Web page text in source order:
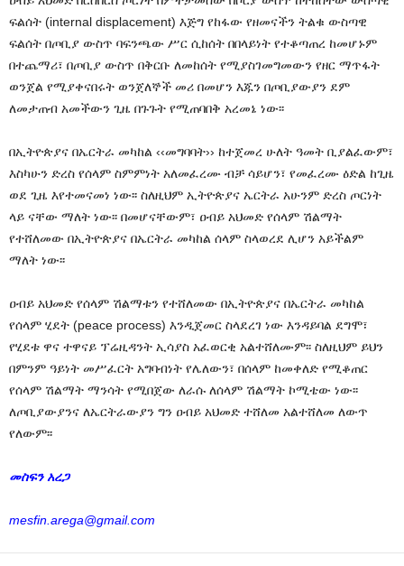
ፍልሰት (internal displacement) እጅግ የከፋው የዘመናችን ትልቁ ውስጣዊ
ፍልሰት በጦቢያ ውስጥ ባፍንጫው ሥር ሲከሰት በበላይነት የተቆጣጠረ ከመሆኑም
በተጨማሪ፣ በጦቢያ ውስጥ በቅርቡ ለመከሰት የሚያስገመግመውን የዘር ማጥፋት
ወንጀል የሚያቀናበሩት ወንጀለኞች መሪ በመሆን እጁን በጦቢያውያን ደም
ለመታጠብ አመችውን ጊዜ በጉጉት የሚጠባበቅ አረመኔ ነው፡፡
በኢትዮጵያና በኤርትራ መካከል ‹‹መግባባት›› ከተጀመረ ሁለት ዓመት ቢያልፈውም፣
እስካሁን ድረስ የሰላም ስምምነት አለመፈረሙ ብቻ ሳይሆን፣ የመፈረሙ ዕድል ከጊዜ
ወደ ጊዜ እየተመናመነ ነው፡፡ ስለዚህም ኢትዮጵያና ኤርትራ አሁንም ድረስ ጦርነት
ላይ ናቸው ማለት ነው፡፡ በመሆናቸውም፣ ዐብይ አህመድ የሰላም ሽልማት
የተሸለመው በኢትዮጵያና በኤርትራ መካከል ሰላም ስላወረደ ሊሆን አይችልም
ማለት ነው፡፡
ዐብይ አህመድ የሰላም ሽልማቱን የተሸለመው በኢትዮጵያና በኤርትራ መካከል
የሰላም ሂደት (peace process) እንዲጀመር ስላደረገ ነው እንዳይባል ደግሞ፣
የሂደቱ ዋና ተዋናይ ፕሬዚዳንት ኢሳያስ አፈወርቂ አልተሸለሙም፡፡ ስለዚህም ይህን
በምንም ዓይነት መሥፈርት አግባብነት የሌለውን፣ በሰላም ከመቀለድ የሚቆጠር
የሰላም ሽልማት ማንሳት የሚበጀው ለራሱ ለሰላም ሽልማት ኮሚቴው ነው፡፡
ለጦቢያውያንና ለኤርትራውያን ግን ዐብይ አህመድ ተሸለመ አልተሸለመ ለውጥ
የለውም፡፡
መስፍን አረጋ
mesfin.arega@gmail.com